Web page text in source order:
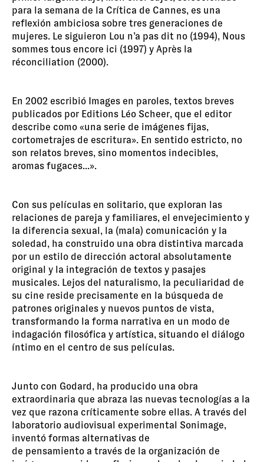
para la semana de la Crítica de Cannes, es una
reflexión ambiciosa sobre tres generaciones de
mujeres. Le siguieron Lou n’a pas dit no (1994), Nous
sommes tous encore ici (1997) y Après la
réconciliation (2000).
En 2002 escribió Images en paroles, textos breves
publicados por Editions Léo Scheer, que el editor
describe como «una serie de imágenes fijas,
cortometrajes de escritura». En sentido estricto, no
son relatos breves, sino momentos indecibles,
aromas fugaces...».
Con sus películas en solitario, que exploran las
relaciones de pareja y familiares, el envejecimiento y
la diferencia sexual, la (mala) comunicación y la
soledad, ha construido una obra distintiva marcada
por un estilo de dirección actoral absolutamente
original y la integración de textos y pasajes
musicales. Lejos del naturalismo, la peculiaridad de
su cine reside precisamente en la búsqueda de
patrones originales y nuevos puntos de vista,
transformando la forma narrativa en un modo de
indagación filosófica y artística, situando el diálogo
íntimo en el centro de sus películas.
Junto con Godard, ha producido una obra
extraordinaria que abraza las nuevas tecnologías a la
vez que razona críticamente sobre ellas. A través del
laboratorio audiovisual experimental Sonimage,
inventó formas alternativas de
de pensamiento a través de la organización de